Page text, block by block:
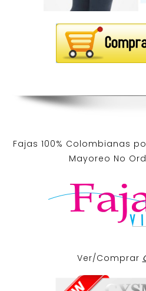
Fajas 100% Colombianas
Mayoreo No
Ver/Comprar